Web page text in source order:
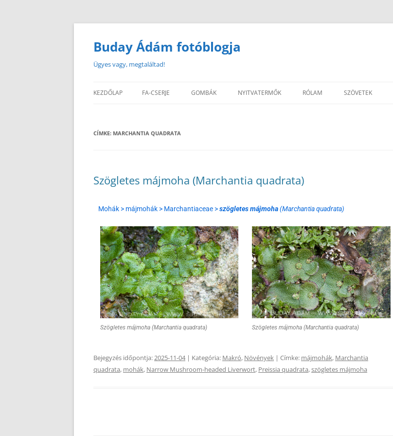
Buday Ádám fotóblogja
Ügyes vagy, megtaláltad!
KEZDŐLAP FA-CSERJE GOMBÁK NYITVATERMŐK RÓLAM SZÖVETEK
CÍMKE: MARCHANTIA QUADRATA
Szögletes májmoha (Marchantia quadrata)
Mohák > májmohák > Marchantiaceae >szögletes májmoha(Marchantia quadrata)
Szögletes májmoha (Marchantia quadrata) Szögletes májmoha (Marchantia quadrata)
Bejegyzés időpontja:2025-11-04| Kategória: Makró, Növények | Címke: májmohák, Marchantia
quadrata, mohák, Narrow Mushroom-headed Liverwort, Preissia quadrata,szögletes májmoha